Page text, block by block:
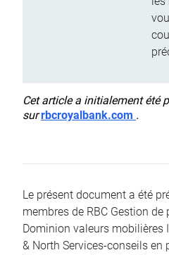
Cet article a initialement été
surrbcroyalbank.com .
Le présent document a été
membres de RBC Gestion de
Dominion valeurs mobilières
& North Services-conseils en